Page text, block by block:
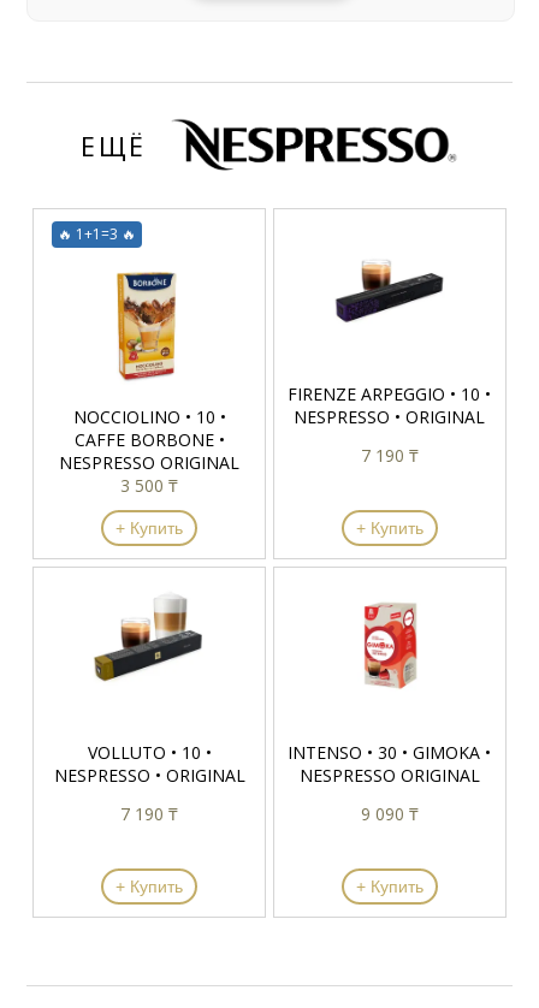
ЕЩЁ
🔥 1+1=3 🔥
NOCCIOLINO • 10 •
CAFFE BORBONE •
NESPRESSO ORIGINAL
3 500 ₸
+ Купить
FIRENZE ARPEGGIO • 10 •
NESPRESSO • ORIGINAL
7 190 ₸
+ Купить
VOLLUTO • 10 •
NESPRESSO • ORIGINAL
7 190 ₸
+ Купить
INTENSO • 30 • GIMOKA •
NESPRESSO ORIGINAL
9 090 ₸
+ Купить